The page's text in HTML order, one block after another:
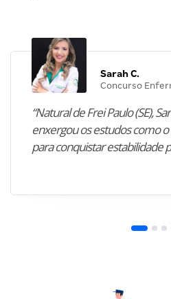
Sarah C.
Concurso
“Natural de Frei Paulo (SE),
enxergou os estudos como
para conquistar estabilidade